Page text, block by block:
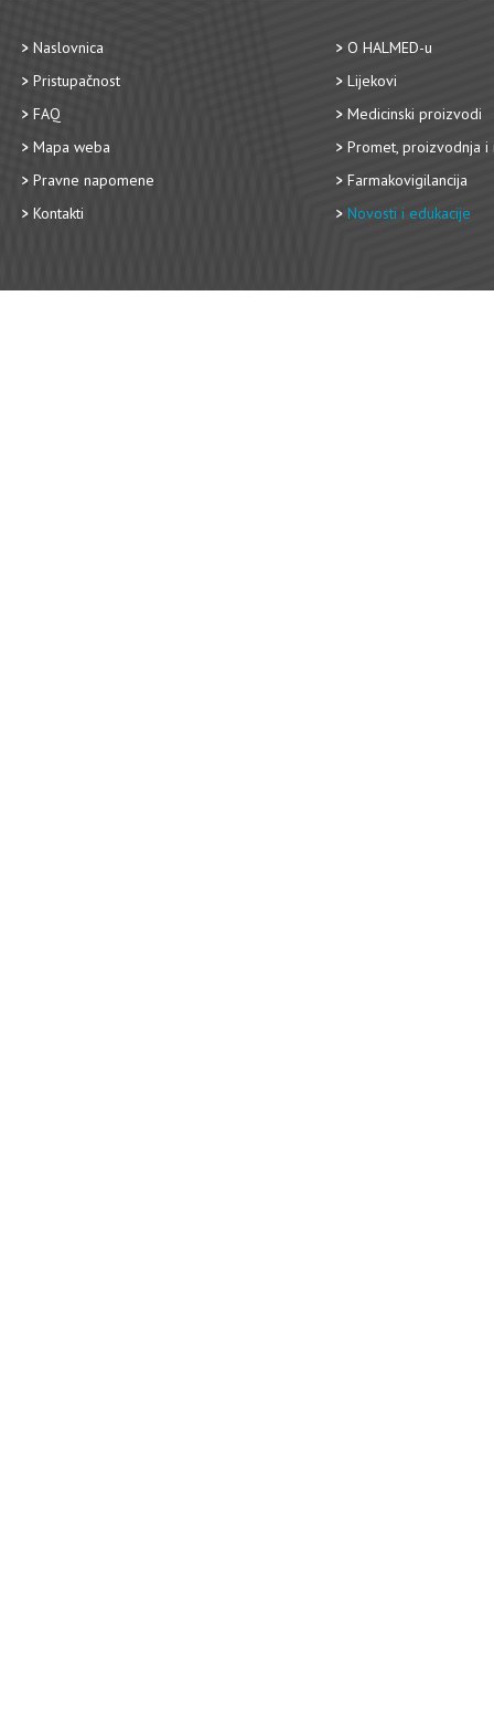
Naslovnica
Pristupačnost
FAQ
Mapa weba
Pravne napomene
Kontakti
O HALMED-u
Lijekovi
Medicinski proizvodi
Promet, proizvodnja i
Farmakovigilancija
Novosti i edukacije